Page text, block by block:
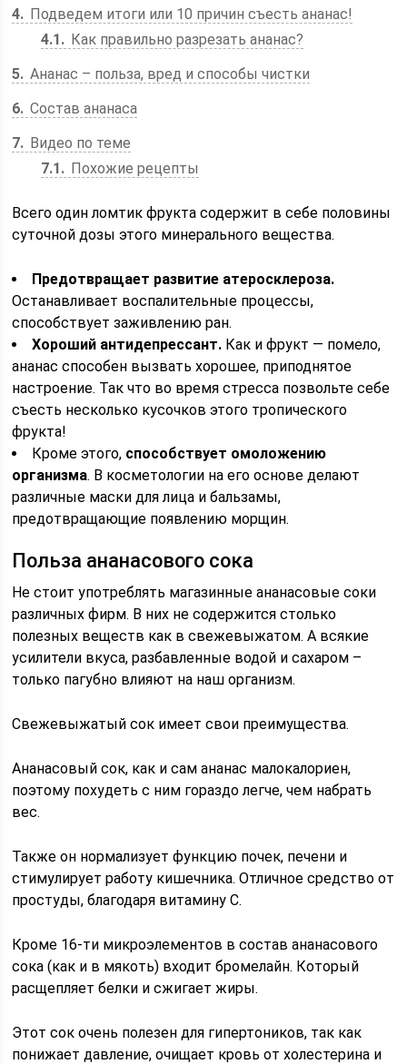
4
Подведем итоги или 10 причин съесть ананас!
4.1
Как правильно разрезать ананас?
5 Ананас – польза, вред и способы чистки
6 Состав ананаса
7
Видео по теме
7.1
Похожие рецепты
Всего один ломтик фрукта содержит в себе половины
суточной дозы этого минерального вещества.
Предотвращает развитие атеросклероза.
Останавливает воспалительные процессы,
способствует заживлению ран.
Хороший антидепрессант. Как и фрукт — помело,
ананас способен вызвать хорошее, приподнятое
настроение. Так что во время стресса позвольте себе
съесть несколько кусочков этого тропического
фрукта!
Кроме этого, способствует омоложению
организма. В косметологии на его основе делают
различные маски для лица и бальзамы,
предотвращающие появлению морщин.
Польза ананасового сока
Не стоит употреблять магазинные ананасовые соки
различных фирм. В них не содержится столько
полезных веществ как в свежевыжатом. А всякие
усилители вкуса, разбавленные водой и сахаром –
только пагубно влияют на наш организм.
Свежевыжатый сок имеет свои преимущества.
Ананасовый сок, как и сам ананас малокалориен,
поэтому похудеть с ним гораздо легче, чем набрать
вес.
Также он нормализует функцию почек, печени и
стимулирует работу кишечника. Отличное средство от
простуды, благодаря витамину С.
Кроме 16-ти микроэлементов в состав ананасового
сока (как и в мякоть) входит бромелайн. Который
расщепляет белки и сжигает жиры.
Этот сок очень полезен для гипертоников, так как
понижает давление, очищает кровь от холестерина и